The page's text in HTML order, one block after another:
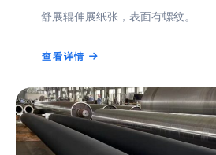
舒展辊伸展纸张，表面有螺纹。
查看详情